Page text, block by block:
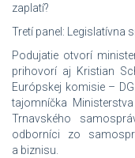
zaplatí?
Tretí panel: Legislatívna
Podujatie otvorí
prihovorí aj Kristian
Európskej komisie –
tajomníčka
Trnavského
odborníci zo
a biznisu.